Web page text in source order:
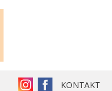
KONTAKT